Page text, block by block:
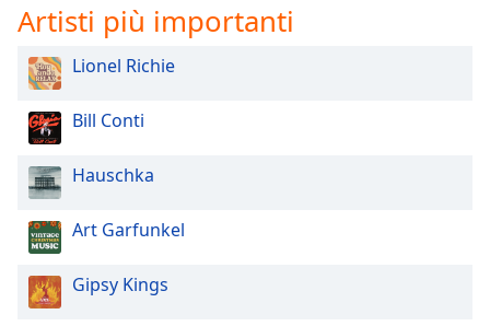
cancel
close
window.
Text
Color
Opacity
Artisti più importanti
Lionel Richie
Bill Conti
Hauschka
Art Garfunkel
Gipsy Kings